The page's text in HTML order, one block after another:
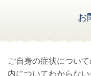
お
ご自身の症状につい
内についてわからな